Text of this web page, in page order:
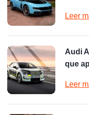
Leer
Audi
que
Leer